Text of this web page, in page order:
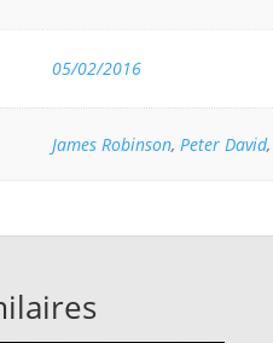
05/02/2016
James Robinson,Peter David,